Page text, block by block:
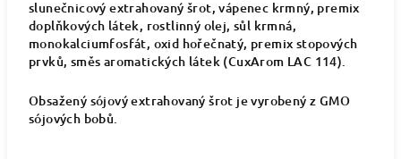
slunečnicový extrahovaný šrot, vápenec krmný, premix
doplňkových látek, rostlinný olej, sůl krmná,
monokalciumfosfát, oxid hořečnatý, premix stopových
prvků, směs aromatických látek (CuxArom LAC 114).
Obsažený sójový extrahovaný šrot je vyrobený z GMO
sójových bobů.